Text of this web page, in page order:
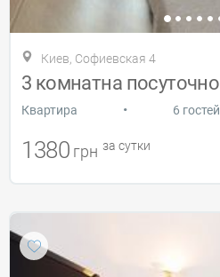
Киев, Софиевская 4
Квартира • 6 гостей
1380 грн за сутки